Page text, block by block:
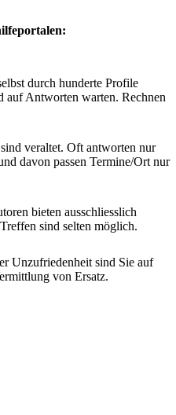
durch hunderte Profile
auf Antworten warten. Rechnen
veraltet. Oft antworten nur
davon passen Termine/Ort nur
bieten ausschliesslich
sind selten möglich.
Unzufriedenheit sind Sie auf
von Ersatz.